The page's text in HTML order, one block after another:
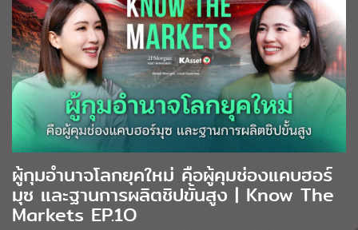
ผู้กุมอำนาจโลกยุคใหม่ คือผู้คุมช่องแคบฮอร์
มุซ และฐานการผลิตชิปขั้นสูง | Know The
Markets EP.1O